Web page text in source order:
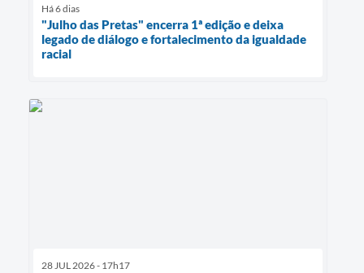
Há 6 dias
"Julho das Pretas" encerra 1ª edição e deixa
legado de diálogo e fortalecimento da igualdade
racial
28 JUL 2026 - 17h17